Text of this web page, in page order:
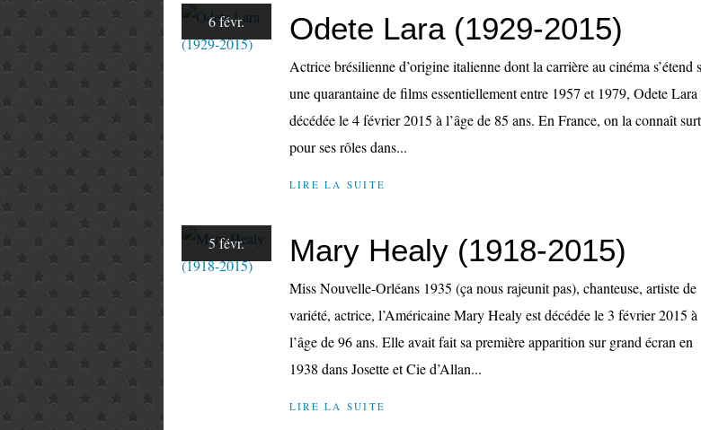
6 févr. Odete Lara (1929-2015)
Actrice brésilienne d’origine italienne dont la carrière au cinéma s’étend
une quarantaine de films essentiellement entre 1957 et 1979, Odete Lara
décédée le 4 février 2015 à l’âge de 85 ans. En France, on la connaît
pour ses rôles dans...
LIRE LA SUITE
5 févr. Mary Healy (1918-2015)
Miss Nouvelle-Orléans 1935 (ça nous rajeunit pas), chanteuse, artiste de
variété, actrice, l’Américaine Mary Healy est décédée le 3 février 2015 à
l’âge de 96 ans. Elle avait fait sa première apparition sur grand écran en
1938 dans Josette et Cie d’Allan...
LIRE LA SUITE